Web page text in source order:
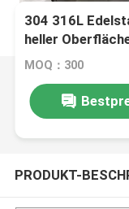
304 316L
heller
MOQ：300
PRODUKT-